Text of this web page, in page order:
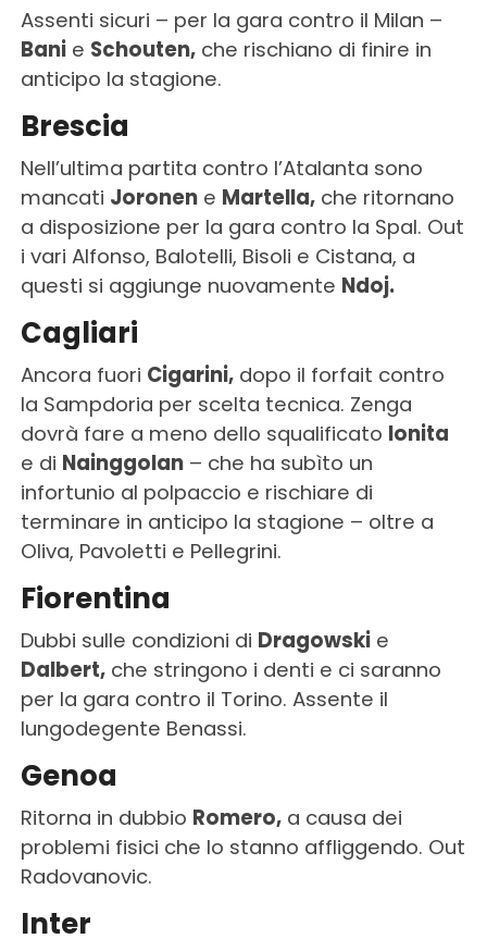
Assenti sicuri – per la gara contro il Milan –
Banie Schouten,che rischiano di finire in
anticipo la stagione.
Brescia
Nell’ultima partita contro l’Atalanta sono
mancati Joronene Martella,che ritornano
a disposizione per la gara contro la Spal. Out
i vari Alfonso, Balotelli, Bisoli e Cistana, a
questi si aggiunge nuovamente Ndoj.
Cagliari
Ancora fuori Cigarini,dopo il forfait contro
la Sampdoria per scelta tecnica. Zenga
dovrà fare a meno dello squalificato Ionita
e di Nainggolan– che ha subìto un
infortunio al polpaccio e rischiare di
terminare in anticipo la stagione – oltre a
Oliva, Pavoletti e Pellegrini.
Fiorentina
Dubbi sulle condizioni di Dragowskie
Dalbert,che stringono i denti e ci saranno
per la gara contro il Torino. Assente il
lungodegente Benassi.
Genoa
Ritorna in dubbio Romero,a causa dei
problemi fisici che lo stanno affliggendo. Out
Radovanovic.
Inter